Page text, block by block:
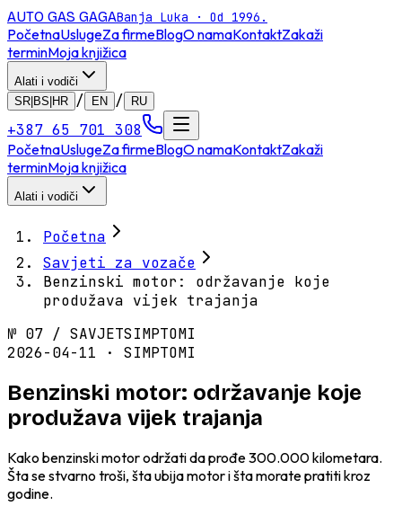
AUTO GAS GAGABanja Luka · Od 1996.
PočetnaUslugeZa firmeBlogO namaKontaktZakaži
terminMoja knjižica
Alati i vodiči
SR|BS|HR
/ EN / RU
+387 65 701 308
PočetnaUslugeZa firmeBlogO namaKontaktZakaži
terminMoja knjižica
Alati i vodiči
Početna
Savjeti za vozače
Benzinski motor: održavanje koje
produžava vijek trajanja
№ 07 / SAVJETSIMPTOMI
2026-04-11 · SIMPTOMI
Benzinski motor: održavanje koje
produžava vijek trajanja
Kako benzinski motor održati da prođe 300.000 kilometara.
Šta se stvarno troši, šta ubija motor i šta morate pratiti kroz
godine.